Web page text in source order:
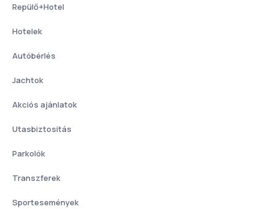
Repülő+Hotel
Hotelek
Autóbérlés
Jachtok
Akciós ajánlatok
Utasbiztositás
Parkolók
Transzferek
Sportesemények